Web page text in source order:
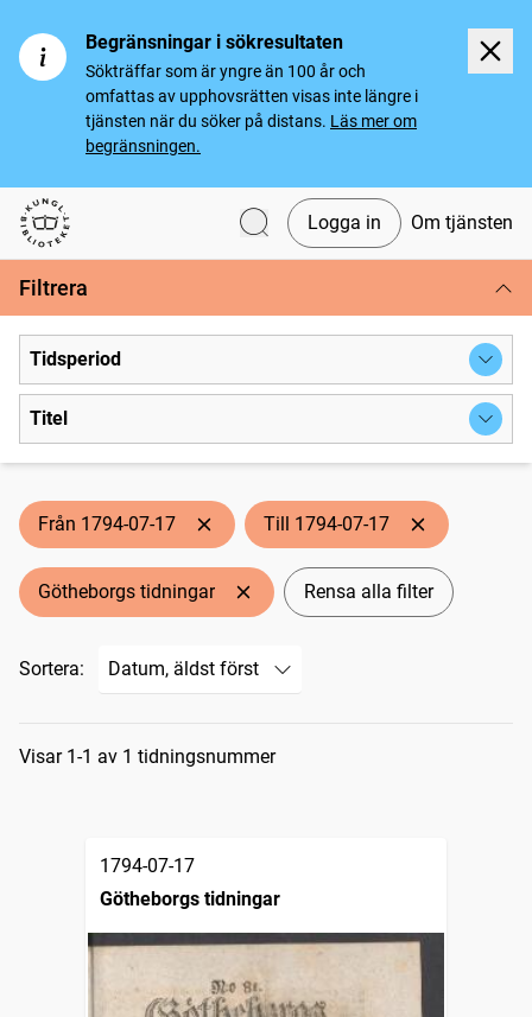
Begränsningar i sökresultaten
Sökträffar som är yngre än 100 år och
omfattas av upphovsrätten visas inte längre i
tjänsten när du söker på distans. Läs mer om
begränsningen.
Svenska tidningar
Logga in Om tjänsten
Filtrera
Tidsperiod
Titel
Från 1794-07-17 Till 1794-07-17
Götheborgs tidningar Rensa alla filter
Sortera:
Sökresultat
Visar 1-1 av 1 tidningsnummer
1794-07-17
Götheborgs tidningar